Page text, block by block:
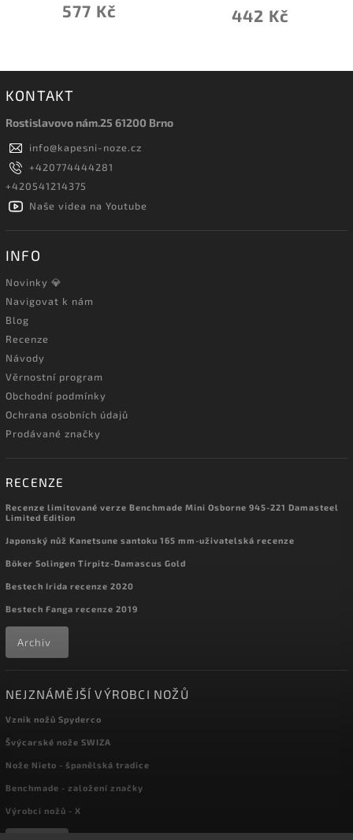
577 Kč 442 Kč
KONTAKT
Rostislavovo nám.25 61200 Brno
info@kapesni-noze.cz
+420774444281
+420541214375
Naše videa na Youtube
INFO
Novinky 💎
Navigovat k nám
Blog
Recenze
Návody
Věrnostní program
Obchodní podmínky
Ochrana osobních údajů
Prodávané značky
RECENZE
Recenze limitované verze Benchmade Mini Osborne 945-221 Damasteel
Limited Edition
Japonský nůž Kanetsune santoku 165 mm-uživatelská recenze
Böker Solingen Tirpitz-Damascus Gold
Bestech Irida recenze 2020
Bestech Fanga recenze 2019
Archiv
NEJZNÁMĚJŠÍ VÝROBCI NOŽŮ
Vznik nožů Spyderco
Švýcarské nože SWIZA
Nože Nieto - španělská tradice
Benchmade - založení značky
Výrobci nožů - X